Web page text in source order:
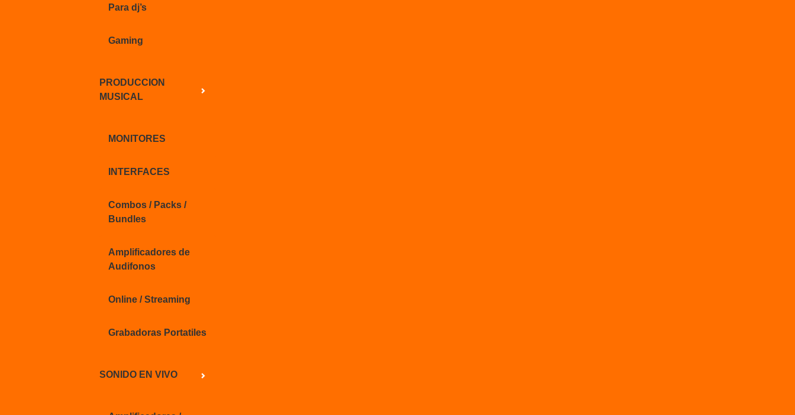
Para dj’s
Gaming
PRODUCCION
MUSICAL
MONITORES
INTERFACES
Combos / Packs /
Bundles
Amplificadores de
Audifonos
Online / Streaming
Grabadoras Portatiles
SONIDO EN VIVO